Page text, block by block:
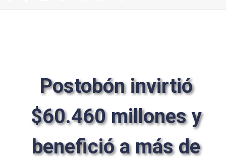
Postobón invirtió
$60.460 millones y
benefició a más de